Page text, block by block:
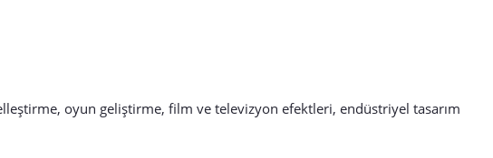
oyun geliştirme, film ve televizyon efektleri, endüstriyel tasarım